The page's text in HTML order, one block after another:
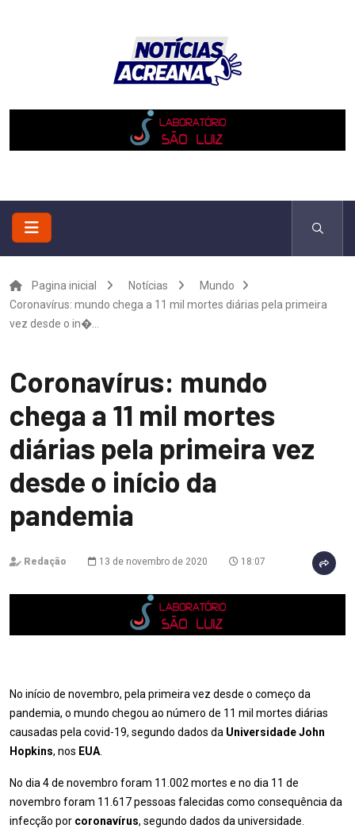
Pagina inicial Notícias
Mundo
Coronavírus: mundo chega a 11 mil mortes diárias pela primeira
vez desde o in�...
Coronavírus: mundo
chega a 11 mil mortes
diárias pela primeira vez
desde o início da
pandemia
Redação 13 de novembro de 2020 18:07
No início de novembro, pela primeira vez desde o começo da
pandemia, o mundo chegou ao número de 11 mil mortes diárias
causadas pela covid-19, segundo dados da Universidade John
Hopkins, nos EUA
No dia 4 de novembro foram 11.002 mortes e no dia 11 de
novembro foram 11.617 pessoas falecidas como consequência da
infecção por coronavírus, segundo dados da universidade.